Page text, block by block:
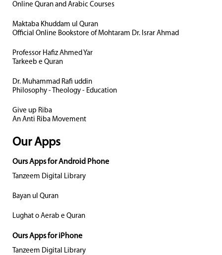
Online Quran and Arabic Courses
Maktaba Khuddam ul Quran
Official Online Bookstore of Mohtaram Dr. Israr Ahmad
Professor Hafiz Ahmed Yar
Tarkeeb e Quran
Dr. Muhammad Rafi uddin
Philosophy - Theology - Education
Give up Riba
An Anti Riba Movement
Our Apps
Ours Apps for Android Phone
Tanzeem Digital Library
Bayan ul Quran
Lughat o Aerab e Quran
Ours Apps for iPhone
Tanzeem Digital Library